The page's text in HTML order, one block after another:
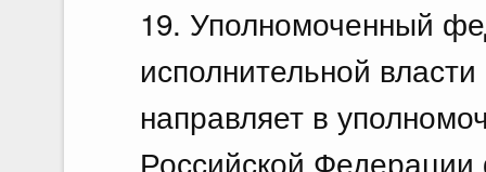
19. Уполномоченный
исполнительной
направляет в
Российской